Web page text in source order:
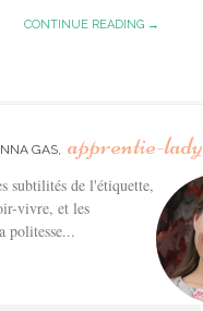
CONTINUE READING →
GAS, apprentie-lady
subtilités de l'étiquette,
vivre, et les
politesse...